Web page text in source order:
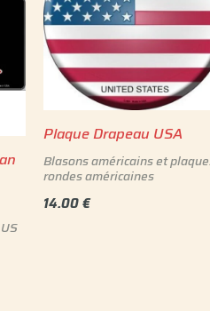
Plaque Drapeau USA
Blasons américains et
rondes américaines
14.00€